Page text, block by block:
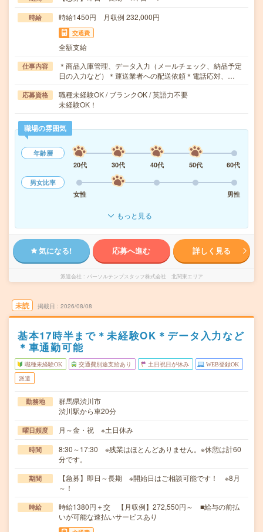
時給 時給1450円 月収例 232,000円
交通費
全額支給
仕事内容
＊商品入庫管理、データ入力（メールチェック、納品予定
日の入力など）＊運送業者への配送依頼＊電話応対、…
応募資格
職種未経験OK / ブランクOK / 英語力不要
未経験OK！
職場の雰囲気
年齢層
20代
30代 40代 50代
60代
男女比率
女性
男性
もっと見る
気になる! 応募へ進む 詳しく見る
派遣会社 パーソルテンプスタッフ株式会社 北関東エリア
未読 掲載日 2026/08/08
基本17時半まで＊未経験OK＊データ入力など
＊車通勤可能
職種未経験OK 交通費別途支給あり 土日祝日が休み WEB登録OK
派遣
勤務地
群馬県渋川市
渋川駅から車20分
曜日頻度 月～金・祝 ※土日休み
時間
8:30～17:30 ※残業はほとんどありません。※休憩は計60
分です。
期間
【急募】即日～長期 ※開始日はご相談可能です！ ※8月
～！
時給
時給1380円＋交 【月収例】272,550円～ ■給与の前払
いが可能な速払いサービスあり